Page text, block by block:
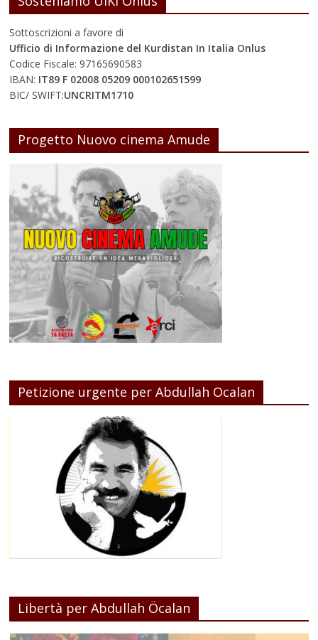
Sottoscrizioni a favore di
Ufficio di Informazione del Kurdistan In Italia Onlus
Codice Fiscale: 97165690583
IBAN: IT89 F 02008 05209 000102651599
BIC/ SWIFT:UNCRITM1710
Progetto Nuovo cinema Amude
Petizione urgente per Abdullah Ocalan
Libertà per Abdullah Öcalan